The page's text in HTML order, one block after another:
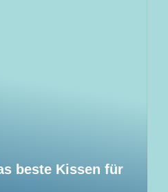
beste Kissen für